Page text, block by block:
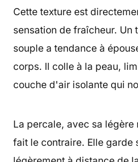
Cette texture est
sensation de fraîcheur. Un
souple a tendance à
corps. Il colle à la peau,
couche d'air isolante qui
La percale, avec sa légère
fait le contraire. Elle garde